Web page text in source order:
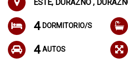
ESTE, DURAZNO ,
4 DORMITORIO/S
4 AUTOS